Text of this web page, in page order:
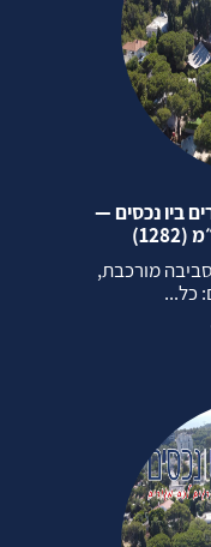
ביו נכסים —
מורכבת,
כל...